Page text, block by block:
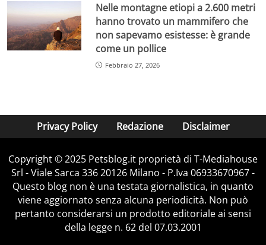
Nelle montagne etiopi a 2.600 metri
hanno trovato un mammifero che
non sapevamo esistesse: è grande
come un pollice
Febbraio 27, 2026
Privacy Policy Redazione Disclaimer
Copyright © 2025 Petsblog.it proprietà di T-Mediahouse
Srl - Viale Sarca 336 20126 Milano - P.Iva 06933670967 -
Questo blog non è una testata giornalistica, in quanto
viene aggiornato senza alcuna periodicità. Non può
pertanto considerarsi un prodotto editoriale ai sensi
della legge n. 62 del 07.03.2001